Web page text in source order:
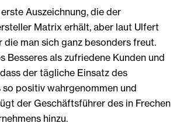
Auszeichnung, die der
Matrix erhält, aber laut Ulfert
die man sich ganz besonders freut.
Besseres als zufriedene Kunden und
der tägliche Einsatz des
so positiv wahrgenommen und
der Geschäftsführer des in Frechen
hinzu.